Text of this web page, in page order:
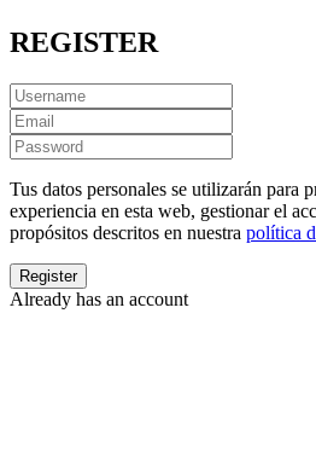
REGISTER
Tus datos personales se utilizarán para
experiencia en esta web, gestionar el
propósitos descritos en nuestra política
Already has an account